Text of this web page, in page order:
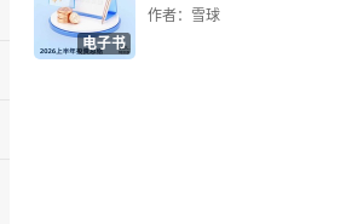
电子书
作者：雪球